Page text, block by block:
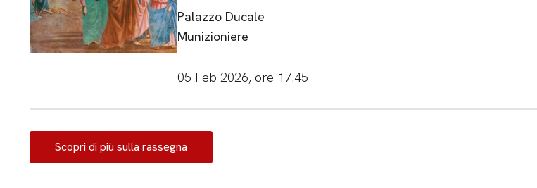
Palazzo Ducale
Munizioniere
05 Feb 2026, ore 17.45
Scopri di più sulla rassegna